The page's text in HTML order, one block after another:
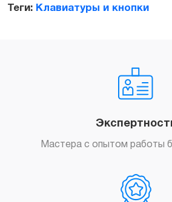
Теги: Клавиатуры и кнопки
Мастера с опытом работы